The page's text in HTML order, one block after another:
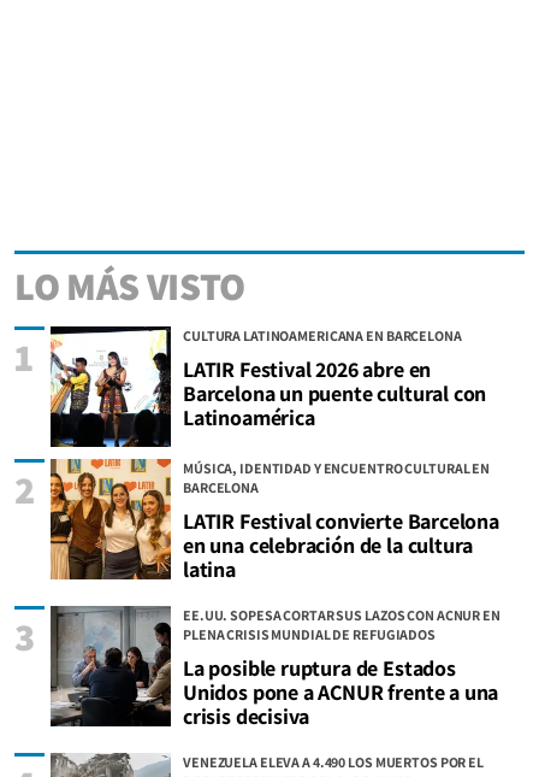
LO MÁS VISTO
CULTURA LATINOAMERICANA EN BARCELONA
LATIR Festival 2026 abre en
Barcelona un puente cultural con
Latinoamérica
1
MÚSICA, IDENTIDAD Y ENCUENTRO CULTURAL EN
BARCELONA
LATIR Festival convierte Barcelona
en una celebración de la cultura
latina
2
EE.UU. SOPESA CORTAR SUS LAZOS CON ACNUR EN
PLENA CRISIS MUNDIAL DE REFUGIADOS
La posible ruptura de Estados
Unidos pone a ACNUR frente a una
crisis decisiva
3
VENEZUELA ELEVA A 4.490 LOS MUERTOS POR EL